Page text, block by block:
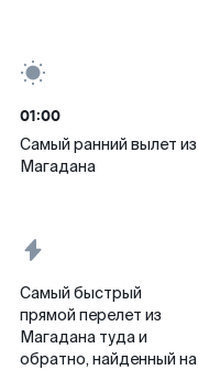
01:00
Самый ранний вылет из
Магадана
Самый быстрый
прямой перелет из
Магадана туда и
обратно, найденный на